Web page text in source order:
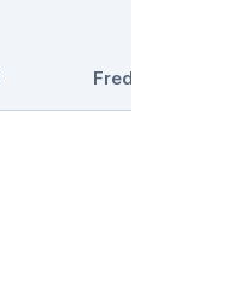
Freddi